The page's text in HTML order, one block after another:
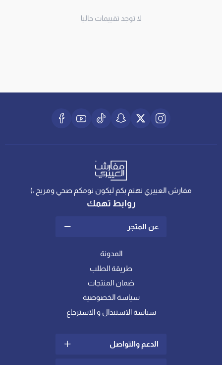
لا توجد تقييمات حاليا
مفارش العييري نهتم بكم ليكون نومكم صحي ومريح :)
روابط تهمك
عن المتجر
المدونة
طريقة الطلب
ضمان المنتجات
سياسة الخصوصية
سياسة الاستبدال و الاسترجاع
الدعم والتواصل